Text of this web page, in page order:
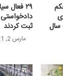
سال
۲۹
ثبت کردند
مارس 2, 2021